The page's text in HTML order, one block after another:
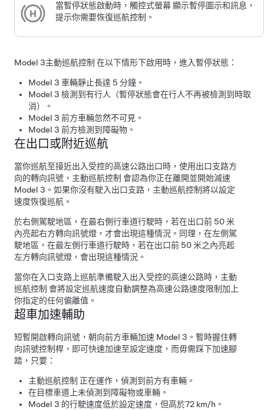
當暫停狀態啟動時， 觸控式螢幕顯示暫停圖示和訊息，
提示你需要恢復巡航控制。
Model 3主動巡航控制 在以下情形下啟用時，進入暫停狀態：
Model 3 車輛靜止長達 5 分鐘。
Model 3 檢測到有行人（暫停狀態會在行人不再被檢測到時取
消）。
Model 3 前方車輛忽然不可見。
Model 3 前方檢測到障礙物。
在出口或附近巡航
當你巡航至接近出入受控的高速公路出口時，使用出口支路方
向的轉向訊號， 主動巡航控制 會認為你正在離開並開始減速
Model 3 。如果你沒有駛入出口支路， 主動巡航控制將以設定
速度恢復巡航。
於右側駕駛地區，在最右側行車道行駛時，若在出口前 50 米
內亮起右方轉向訊號燈，才會出現這種情況。同理，在左側駕
駛地區，在最左側行車道行駛時，若在出口前 50 米之內亮起
左方轉向訊號燈，會出現這種情況。
當你在入口支路上巡航準備駛入出入受控的高速公路時， 主動
巡航控制 會將設定巡航速度自動調整為高速公路速度限制加上
你指定的任何偏離值。
超車加速輔助
短暫開啟轉向訊號，朝向前方車輛加速 Model 3 。暫時握住轉
向訊號控制桿，即可快速加速至設定速度，而毋需踩下加速腳
踏，只要：
主動巡航控制 正在運作，偵測到前方有車輛。
在目標車道上未偵測到障礙物或車輛。
Model 3 的行駛速度低於設定速度，但高於72 km/h 。